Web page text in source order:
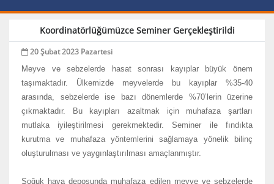
Koordinatörlüğümüzce Seminer Gerçekleştirildi
20 Şubat 2023 Pazartesi
Meyve ve sebzelerde hasat sonrası kayıplar büyük önem
taşımaktadır. Ülkemizde meyvelerde bu kayıplar %35-40
arasında, sebzelerde ise bazı dönemlerde %70’lerin üzerine
çıkmaktadır. Bu kayıpları azaltmak için muhafaza şartları
mutlaka iyileştirilmesi gerekmektedir. Seminer ile fındıkta
kurutma ve muhafaza yöntemlerini sağlamaya yönelik bilinç
oluşturulması ve yaygınlaştırılması amaçlanmıştır.
Soğuk hava deposunda muhafaza edilen meyve ve sebzelerde